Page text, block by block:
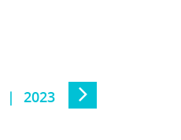
2023